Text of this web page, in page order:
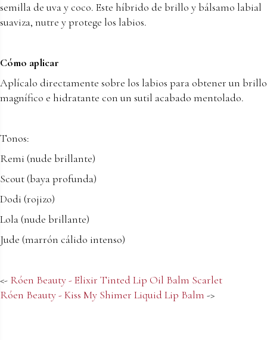
semilla de uva y coco. Este híbrido de brillo y bálsamo labial
suaviza, nutre y protege los labios.
Cómo aplicar
Aplícalo directamente sobre los labios para obtener un brillo
magnífico e hidratante con un sutil acabado mentolado.
Tonos:
Remi (nude brillante)
Scout (baya profunda)
Dodi (rojizo)
Lola (nude brillante)
Jude (marrón cálido intenso)
<- Róen Beauty - Elixir Tinted Lip Oil Balm Scarlet
Róen Beauty - Kiss My Shimer Liquid Lip Balm ->